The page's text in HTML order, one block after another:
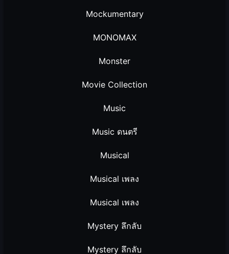
Mockumentary
MONOMAX
Monster
Movie Collection
Music
Music ดนตรี
Musical
Musical เพลง
Musical เพลง
Mystery ลึกลับ
Mystery ลึกลับ